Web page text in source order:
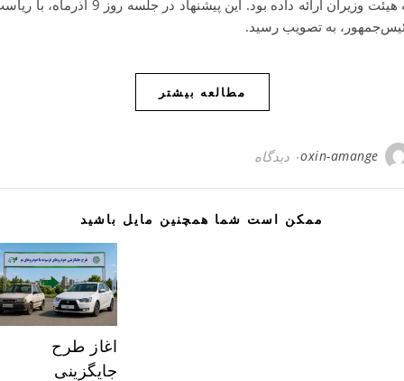
به هیئت وزیران ارائه داده بود. این پیشنهاد در جلسه روز 9 آذرماه،
به تصویب رسید.
مطالعه بیشتر
oxin-amange۰ دیدگاه
ممکن است شما همچنین مایل باشید
اغاز طرح
جایگزینی